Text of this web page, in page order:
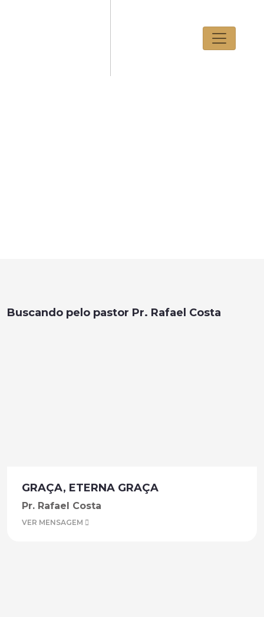
Buscando pelo pastor Pr. Rafael Costa
GRAÇA, ETERNA GRAÇA
Pr. Rafael Costa
VER MENSAGEM